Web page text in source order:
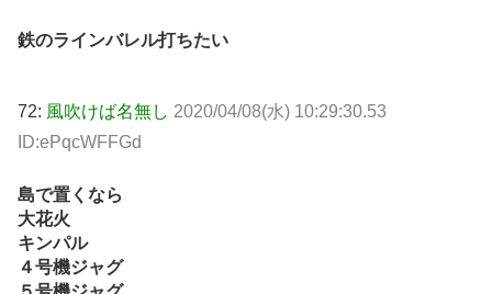
鉄のラインバレル打ちたい
72: 風吹けば名無し 2020/04/08(水) 10:29:30.53
ID:ePqcWFFGd
島で置くなら
大花火
キンパル
４号機ジャグ